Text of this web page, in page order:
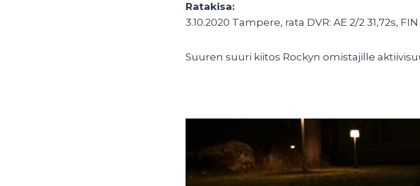
Ratakisa:
3.10.2020 Tampere, rata DVR: AE 2/2 31,72s, FIN
Suuren suuri kiitos Rockyn omistajille